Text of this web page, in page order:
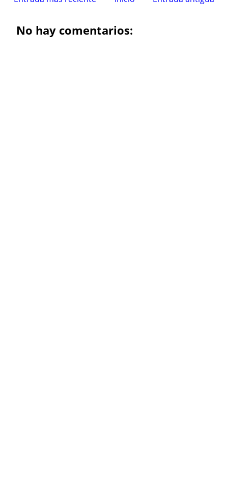
No hay comentarios: